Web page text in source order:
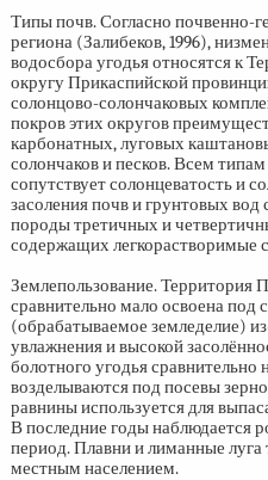
Типы почв. Согласно почвенно-
региона (Залибеков, 1996),
водосбора угодья относятся к
округу Прикаспийской
солонцово-солончаковых
покров этих округов
карбонатных, луговых
солончаков и песков. Всем
сопутствует солонцеватость и
засоления почв и грунтовых
породы третичных и
содержащих легкорастворимые
Землепользование. Территория
сравнительно мало освоена под
(обрабатываемое земледелие)
увлажнения и высокой
болотного угодья
возделываются под посевы
равнины используется для
В последние годы наблюдается
период. Плавни и лиманные луга
местным населением.